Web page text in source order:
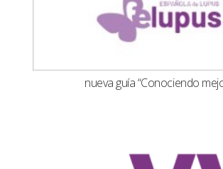
nueva guía “Conociendo